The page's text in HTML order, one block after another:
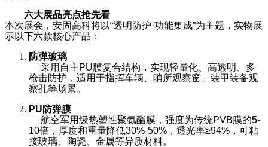
六大展品亮点抢先看
本次展会，安固高科将以“透明防护·功能集成”为主题，实物展
示以下六款核心产品：
防弹玻璃
采用自主PU膜复合结构，实现轻量化、高透明、多
枪击防护，适用于指挥车辆、哨所观察窗、装甲装备观
察孔等场景。
PU 防弹膜
航空军用级热塑性聚氨酯膜，强度为传统PVB膜的5-
10倍，厚度和重量降低30%-50%，透光率≥94%，可粘
接玻璃、陶瓷、金属等异质材料。